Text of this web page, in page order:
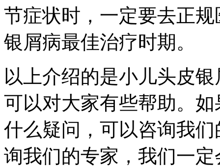
节症状时，一定要去正
银屑病最佳治疗时期。
以上介绍的是小儿头皮
可以对大家有些帮助。
什么疑问，可以咨询我
询我们的专家，我们一